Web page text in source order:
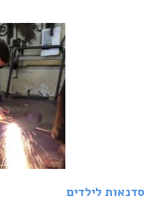
סדנאות לילדים